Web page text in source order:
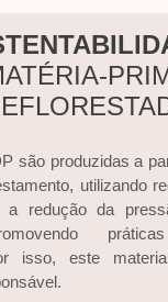
são produzidas a
utilizando
a redução da
práticas
isso, este